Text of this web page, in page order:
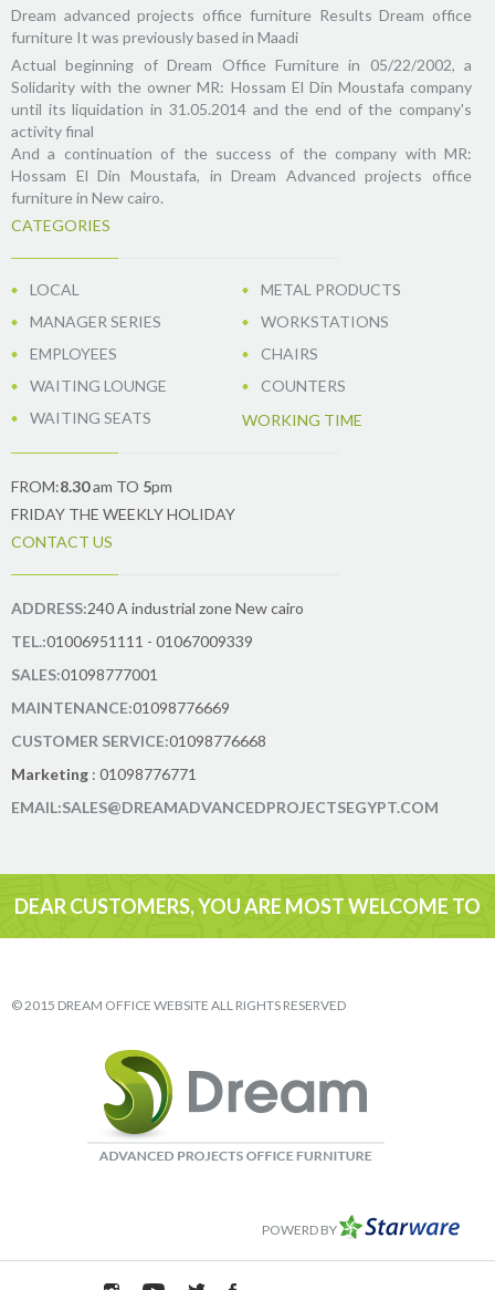
Dream advanced projects office furniture Results Dream office
furniture It was previously based in Maadi
Actual beginning of Dream Office Furniture in 05/22/2002, a
Solidarity with the owner MR: Hossam El Din Moustafa company
until its liquidation in 31.05.2014 and the end of the company's
activity final
And a continuation of the success of the company with MR:
Hossam El Din Moustafa, in Dream Advanced projects office
furniture in New cairo.
CATEGORIES
LOCAL
METAL PRODUCTS
MANAGER SERIES
WORKSTATIONS
EMPLOYEES
CHAIRS
WAITING LOUNGE
COUNTERS
WAITING SEATS
WORKING TIME
FROM:8.30am TO 5pm
FRIDAY THE WEEKLY HOLIDAY
CONTACT US
ADDRESS:240 A industrial zone New cairo
TEL.:01006951111 - 01067009339
SALES:01098777001
MAINTENANCE:01098776669
CUSTOMER SERVICE:01098776668
Marketing : 01098776771
EMAIL:SALES@DREAMADVANCEDPROJECTSEGYPT.COM
DEAR CUSTOMERS, YOU ARE MOST WELCOME TO
© 2015 DREAM OFFICE WEBSITE ALL RIGHTS RESERVED
POWERD BY